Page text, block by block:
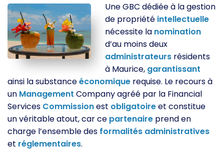
Une GBC dédiée à la gestion
de propriété intellectuelle
nécessite la nomination
d’au moins deux
administrateurs résidents
à Maurice, garantissant
ainsi la substanceéconomique requise. Le recours à
un Management Company agréé par la Financial
Services Commissionest obligatoireet constitue
un véritable atout, car ce partenaire prend en
charge l’ensemble des formalités administratives
et réglementaires.